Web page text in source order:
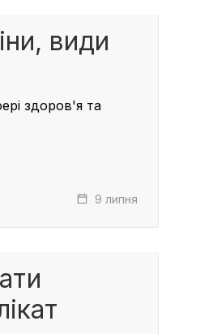
види
здоров'я та
9 липня